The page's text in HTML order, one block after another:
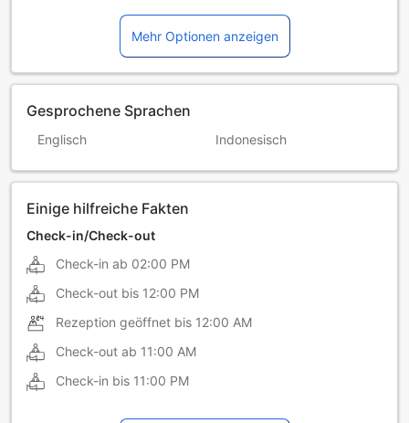
Mehr Optionen anzeigen
Gesprochene Sprachen
Englisch Indonesisch
Einige hilfreiche Fakten
Check-in/Check-out
Check-in ab 02:00 PM
Check-out bis 12:00 PM
Rezeption geöffnet bis 12:00 AM
Check-out ab 11:00 AM
Check-in bis 11:00 PM